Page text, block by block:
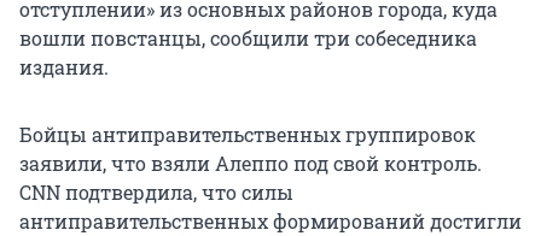
отступлении» из основных районов города, куда
вошли повстанцы, сообщили три собеседника
издания.
Бойцы антиправительственных группировок
заявили, что взяли Алеппо под свой контроль.
CNN подтвердила, что силы
антиправительственных формирований достигли